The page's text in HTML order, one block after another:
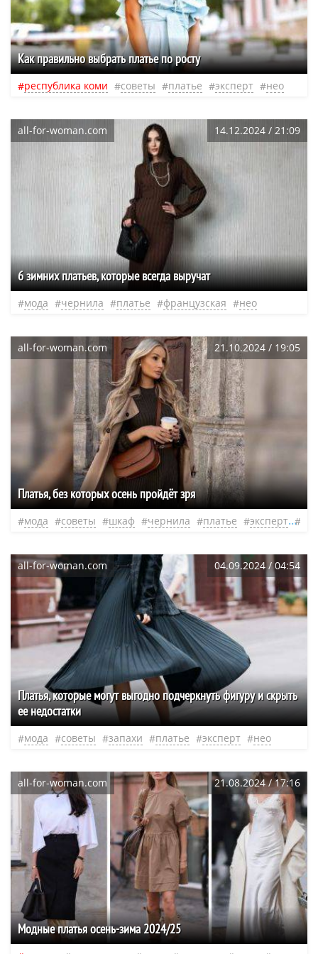
Как правильно выбрать платье по росту
республика коми советы платье эксперт нео
all-for-woman.com 14.12.2024 / 21:09
6 зимних платьев, которые всегда выручат
мода чернила платье французская нео
all-for-woman.com 21.10.2024 / 19:05
Платья, без которых осень пройдёт зря
мода советы шкаф чернила платье эксперт
all-for-woman.com 04.09.2024 / 04:54
Платья, которые могут выгодно подчеркнуть фигуру и скрыть
ее недостатки
мода советы запахи платье эксперт нео
all-for-woman.com 21.08.2024 / 17:16
Модные платья осень-зима 2024/25